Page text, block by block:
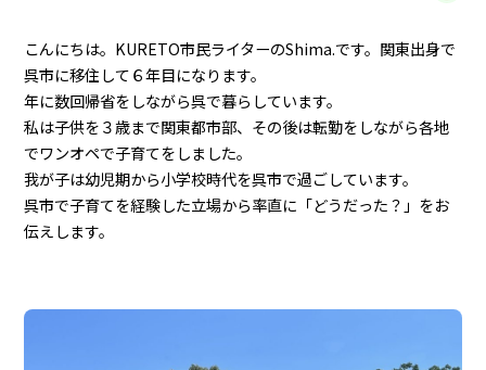
こんにちは。KURETO市民ライターのShima.です。関東出身で
呉市に移住して６年目になります。
年に数回帰省をしながら呉で暮らしています。
私は子供を３歳まで関東都市部、その後は転勤をしながら各地
でワンオペで子育てをしました。
我が子は幼児期から小学校時代を呉市で過ごしています。
呉市で子育てを経験した立場から率直に「どうだった？」をお
伝えします。